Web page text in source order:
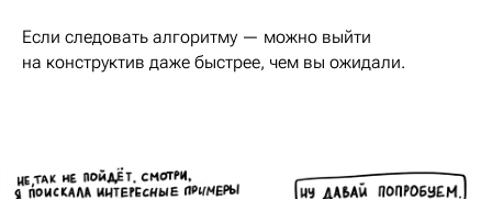
Если следовать алгоритму — можно выйти
на конструктив даже быстрее, чем вы ожидали.